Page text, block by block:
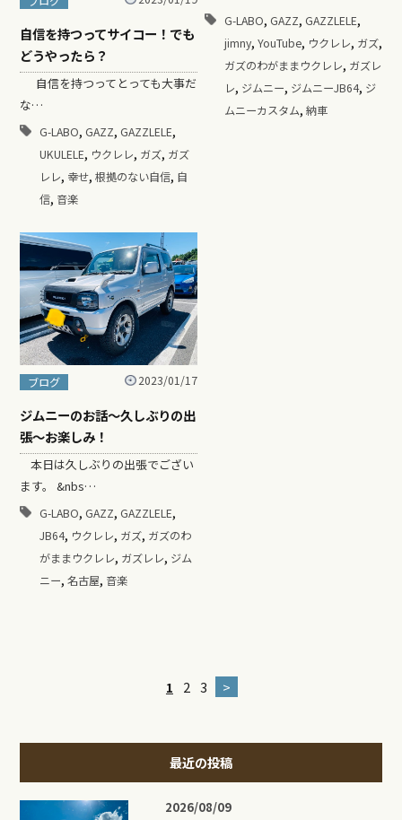
自信を持つってサイコー！でも
どうやったら？
自信を持つってとっても大事だ
な…
G-LABO, GAZZ, GAZZLELE,
UKULELE, ウクレレ, ガズ, ガズ
レレ, 幸せ, 根拠のない自信, 自
信, 音楽
G-LABO, GAZZ, GAZZLELE,
jimny, YouTube, ウクレレ, ガズ,
ガズのわがままウクレレ, ガズレ
レ, ジムニー, ジムニーJB64, ジ
ムニーカスタム, 納車
ブログ 2023/01/17
ジムニーのお話〜久しぶりの出
張〜お楽しみ！
本日は久しぶりの出張でござい
ます。 &nbs…
G-LABO, GAZZ, GAZZLELE,
JB64, ウクレレ, ガズ, ガズのわ
がままウクレレ, ガズレレ, ジム
ニー, 名古屋, 音楽
1 2 3 >
最近の投稿
2026/08/09